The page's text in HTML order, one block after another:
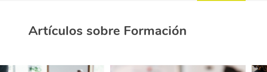
Artículos sobre Formación